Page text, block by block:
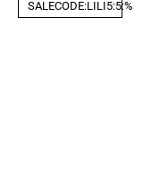
SALECODE:LILI5:5:%